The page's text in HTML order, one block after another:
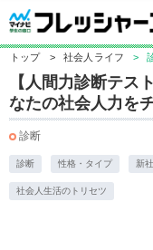
トップ > 社会人ライフ >
【人間力診断テ
なたの社会人力を
診断
診断 性格・タイプ 新
社会人生活のトリセツ